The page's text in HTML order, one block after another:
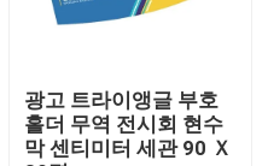
광고 트라이앵글 부호
홀더 무역 전시회 현수
막 센티미터 세관 90 Ｘ